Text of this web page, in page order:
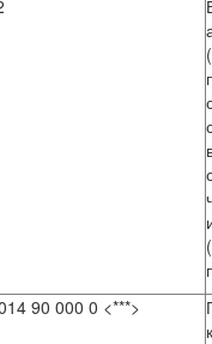
90 000 0 <***>